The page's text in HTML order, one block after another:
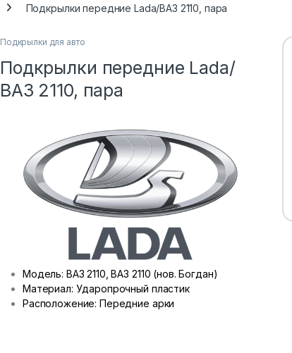
Подкрылки передние Lada/ВАЗ 2110, пара
Подкрылки для авто
Подкрылки передние Lada/
ВАЗ 2110, пара
Модель: ВАЗ 2110, ВАЗ 2110 (нов. Богдан)
Материал: Ударопрочный пластик
Расположение: Передние арки